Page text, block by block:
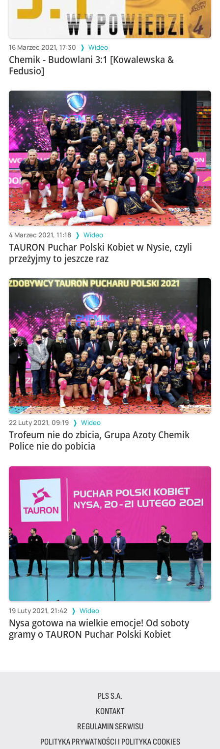
16 Marzec 2021, 17:30 Wideo
Chemik - Budowlani 3:1 [Kowalewska &
Fedusio]
4 Marzec 2021, 11:18 Wideo
TAURON Puchar Polski Kobiet w Nysie, czyli
przeżyjmy to jeszcze raz
22 Luty 2021, 09:19 Wideo
Trofeum nie do zbicia, Grupa Azoty Chemik
Police nie do pobicia
19 Luty 2021, 21:42 Wideo
Nysa gotowa na wielkie emocje! Od soboty
gramy o TAURON Puchar Polski Kobiet
PLS S.A.
KONTAKT
REGULAMIN SERWISU
POLITYKA PRYWATNOŚCI I POLITYKA COOKIES